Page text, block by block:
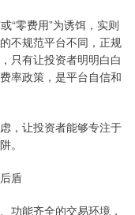
“零费用”为诱饵，实则
不规范平台不同，正规
只有让投资者明明白白
率政策，是平台自信和
，让投资者能够专注于
。
盾
功能齐全的交易环境，